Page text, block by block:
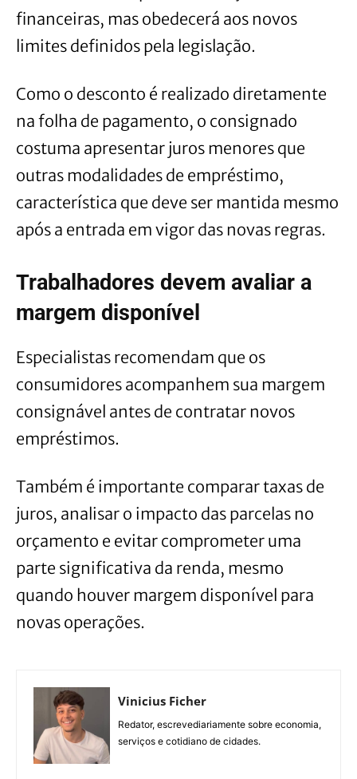
financeiras, mas obedecerá aos novos
limites definidos pela legislação.
Como o desconto é realizado diretamente
na folha de pagamento, o consignado
costuma apresentar juros menores que
outras modalidades de empréstimo,
característica que deve ser mantida mesmo
após a entrada em vigor das novas regras.
Trabalhadores devem avaliar a
margem disponível
Especialistas recomendam que os
consumidores acompanhem sua margem
consignável antes de contratar novos
empréstimos.
Também é importante comparar taxas de
juros, analisar o impacto das parcelas no
orçamento e evitar comprometer uma
parte significativa da renda, mesmo
quando houver margem disponível para
novas operações.
Vinicius Ficher
Redator, escrevediariamente sobre economia,
serviços e cotidiano de cidades.